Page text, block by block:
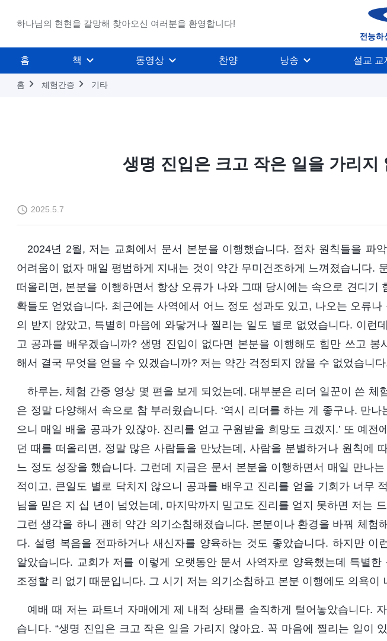
하나님의 현현을 갈망해 찾아오신 여러분을 환영합니다!
홈 책 동영상 찬양 낭송 설교 교
홈 체험간증 기타
생명 진입은 크고 작은 일을 가리지
2025.5.7
2024년 2월, 저는 교회에서 문서 본분을 이행했습니다. 점차 원칙들을 파
어려움이 없자 매일 평범하게 지내는 것이 약간 무미건조하게 느껴졌습니다.
떠올리면, 본분을 이행하면서 항상 오류가 나와 그때 당시에는 속으로 견디기
확들도 얻었습니다. 최근에는 사역에서 어느 정도 성과도 있고, 나오는 오류나
의 받지 않았고, 특별히 마음에 와닿거나 찔리는 일도 별로 없었습니다. 이런
고 공과를 배우겠습니까? 생명 진입이 없다면 본분을 이행해도 힘만 쓰고 봉
해서 결국 무엇을 얻을 수 있겠습니까? 저는 약간 걱정되지 않을 수 없었습니
하루는, 체험 간증 영상 몇 편을 보게 되었는데, 대부분은 리더 일꾼이 쓴 체
은 정말 다양해서 속으로 참 부러웠습니다. ‘역시 리더를 하는 게 좋구나. 만
으니 매일 배울 공과가 있잖아. 진리를 얻고 구원받을 희망도 크겠지.’ 또 예전
던 때를 떠올리면, 정말 많은 사람들을 만났는데, 사람을 분별하거나 원칙에
느 정도 성장을 했습니다. 그런데 지금은 문서 본분을 이행하면서 매일 만나
적이고, 큰일도 별로 닥치지 않으니 공과를 배우고 진리를 얻을 기회가 너무
님을 믿은 지 십 년이 넘었는데, 마지막까지 믿고도 진리를 얻지 못하면 저는
그런 생각을 하니 괜히 약간 의기소침해졌습니다. 본분이나 환경을 바꿔 체험
다. 설령 복음을 전파하거나 새신자를 양육하는 것도 좋았습니다. 하지만 이
알았습니다. 교회가 저를 이렇게 오랫동안 문서 사역자로 양육했는데 특별
조정할 리 없기 때문입니다. 그 시기 저는 의기소침하고 본분 이행에도 의욕이
예배 때 저는 파트너 자매에게 제 내적 상태를 솔직하게 털어놓았습니다.
습니다. “생명 진입은 크고 작은 일을 가리지 않아요. 꼭 마음에 찔리는 일이